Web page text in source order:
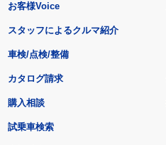
お客様Voice
スタッフによるクルマ紹介
車検/点検/整備
カタログ請求
購入相談
試乗車検索